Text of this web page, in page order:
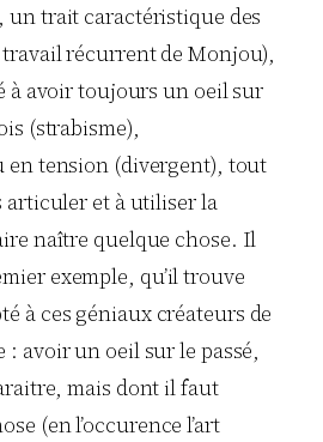
trait caractéristique des
récurrent de Monjou),
à avoir toujours un oeil sur
(strabisme),
en tension (divergent), tout
articuler et à utiliser la
naître quelque chose. Il
exemple, qu’il trouve
à ces géniaux créateurs de
: avoir un oeil sur le passé,
mais dont il faut
(en l’occurence l’art